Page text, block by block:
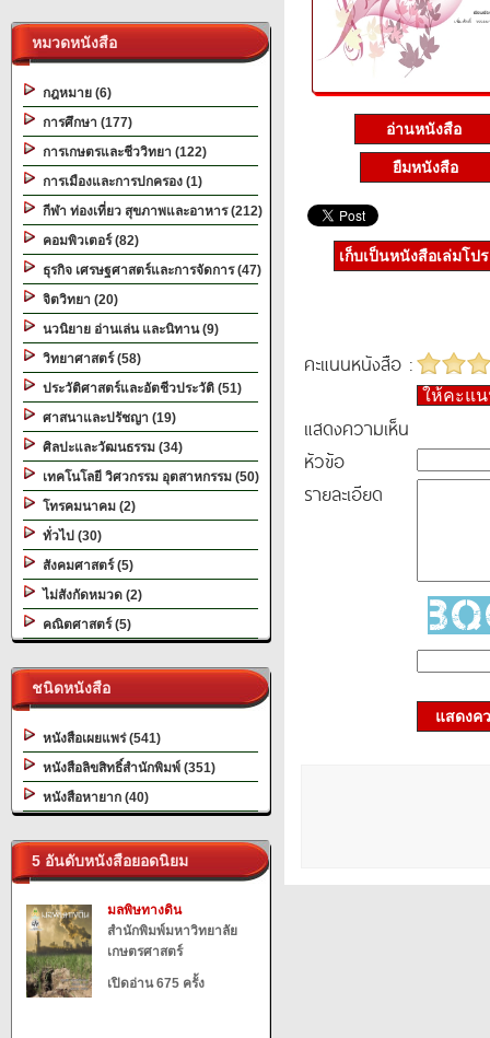
หมวดหนังสือ
กฎหมาย (6)
การศึกษา (177)
การเกษตรและชีววิทยา (122)
การเมืองและการปกครอง (1)
กีฬา ท่องเที่ยว สุขภาพและอาหาร (212)
คอมพิวเตอร์ (82)
ธุรกิจ เศรษฐศาสตร์และการจัดการ (47)
จิตวิทยา (20)
นวนิยาย อ่านเล่น และนิทาน (9)
วิทยาศาสตร์ (58)
ประวัติศาสตร์และอัตชีวประวัติ (51)
ศาสนาและปรัชญา (19)
ศิลปะและวัฒนธรรม (34)
เทคโนโลยี วิศวกรรม อุตสาหกรรม (50)
โทรคมนาคม (2)
ทั่วไป (30)
สังคมศาสตร์ (5)
ไม่สังกัดหมวด (2)
คณิตศาสตร์ (5)
ชนิดหนังสือ
หนังสือเผยแพร่ (541)
หนังสือลิขสิทธิ์สำนักพิมพ์ (351)
หนังสือหายาก (40)
5 อันดับหนังสือยอดนิยม
มลพิษทางดิน
สำนักพิมพ์มหาวิทยาลัย
เกษตรศาสตร์
เปิดอ่าน 675 ครั้ง
อ่านหนังสือ
ยืมหนังสือ
เก็บเป็นหนังสือเล่มโป
คะแนนหนังสือ :
ให้คะแ
แสดงความเห็น
หัวข้อ
รายละเอียด
แสดงค